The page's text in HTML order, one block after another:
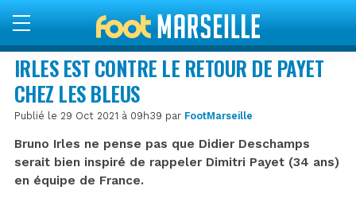
IRLES EST CONTRE LE RETOUR DE PAYET
CHEZ LES BLEUS
Publié le 29 Oct 2021 à 09h39 par FootMarseille
Bruno Irles ne pense pas que Didier Deschamps
serait bien inspiré de rappeler Dimitri Payet (34 ans)
en équipe de France.